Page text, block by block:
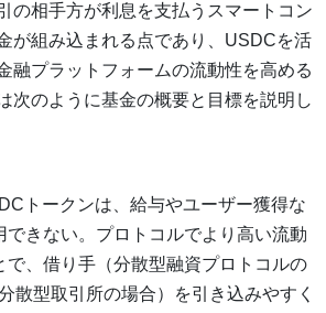
の相手方が利息を支払うスマートコン
が組み込まれる点であり、USDCを活
融プラットフォームの流動性を高める
次のように基金の概要と目標を説明し
トークンは、給与やユーザー獲得な
できない。プロトコルでより高い流動
で、借り手（分散型融資プロトコルの
散型取引所の場合）を引き込みやすく